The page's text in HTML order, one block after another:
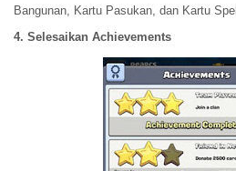
Bangunan, Kartu Pasukan, dan Kartu Spell
4. Selesaikan Achievements